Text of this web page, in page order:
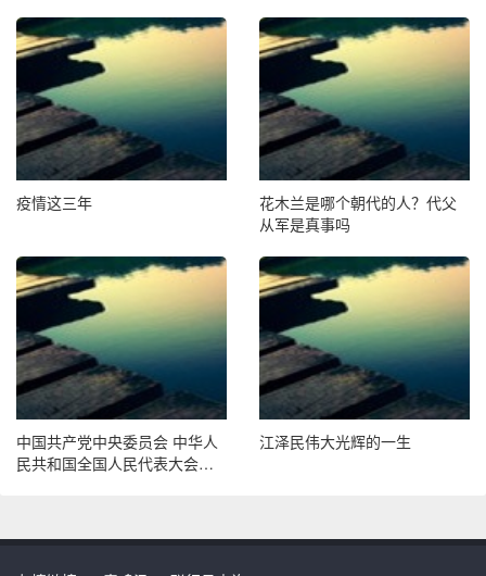
疫情这三年
花木兰是哪个朝代的人？代父
从军是真事吗
中国共产党中央委员会 中华人
民共和国全国人民代表大会常
全军全国各族人民书
江泽民伟大光辉的一生